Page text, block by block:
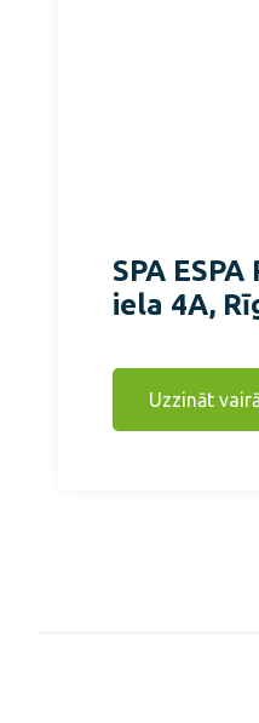
SPA
iela 4A,
Uzzināt